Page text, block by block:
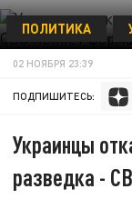
ПОЛИТИКА
02 НОЯБРЯ 23:39
ПОДПИШИТЕСЬ:
Украинцы
разведка -